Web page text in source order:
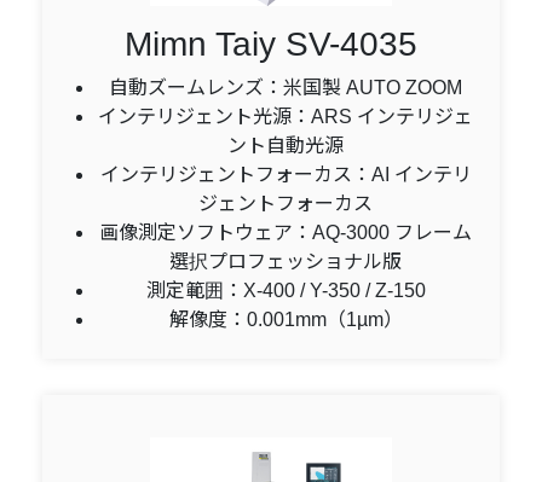
Mimn Taiy SV-4035
自動ズームレンズ：米国製 AUTO ZOOM
インテリジェント光源：ARS インテリジェ
ント自動光源
インテリジェントフォーカス：AI インテリ
ジェントフォーカス
画像測定ソフトウェア：AQ-3000 フレーム
選択プロフェッショナル版
測定範囲：X-400 / Y-350 / Z-150
解像度：0.001mm（1µm）